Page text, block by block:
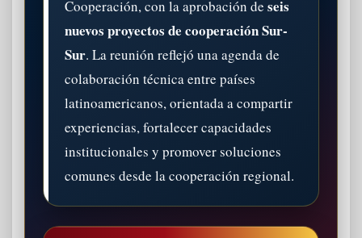
Cooperación, con la aprobación de seis
nuevos proyectos de cooperación Sur-
Sur. La reunión reflejó una agenda de
colaboración técnica entre países
latinoamericanos, orientada a compartir
experiencias, fortalecer capacidades
institucionales y promover soluciones
comunes desde la cooperación regional.